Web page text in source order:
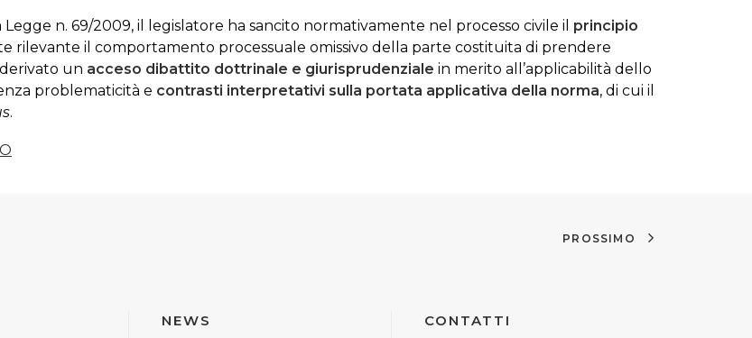
n. 69/2009, il legislatore ha sancito normativamente nel processo civile il principio
rilevante il comportamento processuale omissivo della parte costituita di prendere
un acceso dibattito dottrinale e giurisprudenziale in merito all’applicabilità dello
problematicità e contrasti interpretativi sulla portata applicativa della norma, di cui il
.
PROSSIMO
NEWS CONTATTI